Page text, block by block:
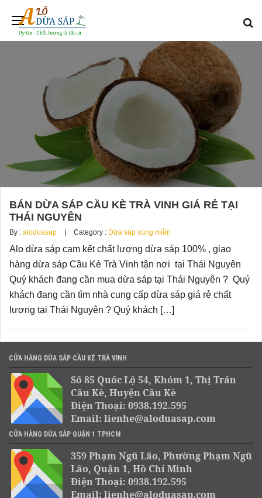
BÁN DỪA SÁP CẦU KÈ TRÀ VINH GIÁ RẺ TẠI
THÁI NGUYÊN
By : aloduasap Category : Dừa sáp vùng miền
Alo dừa sáp cam kết chất lượng dừa sáp 100% , giao
hàng dừa sáp Cầu Kè Trà Vinh tận nơi tại Thái Nguyên
Quý khách đang cần mua dừa sáp tại Thái Nguyên ? Quý
khách đang cần tìm nhà cung cấp dừa sáp giá rẻ chất
lượng tại Thái Nguyên ? Quý khách […]
CỬA HÀNG DỪA SÁP CẦU KÈ TRÀ VINH
Số 85 Quốc Lộ 54, Khóm 1, Thị Trấn
Cầu Kè, Huyện Cầu Kè
Điện Thoại: 0938.192.595
Email: lienhe@aloduasap.com
CỬA HÀNG DỪA SÁP QUẬN 1 TPHCM
359 Phạm Ngũ Lão, Phường Phạm Ngũ
Lão, Quận 1, Hồ Chí Minh
Điện Thoại: 0938.192.595
Email: lienhe@aloduasap.com